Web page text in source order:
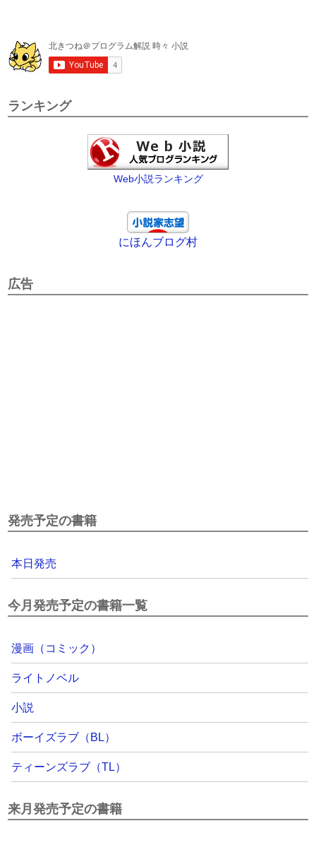
ランキング
Web小説ランキング
にほんブログ村
広告
発売予定の書籍
本日発売
今月発売予定の書籍一覧
漫画（コミック）
ライトノベル
小説
ボーイズラブ（BL）
ティーンズラブ（TL）
来月発売予定の書籍